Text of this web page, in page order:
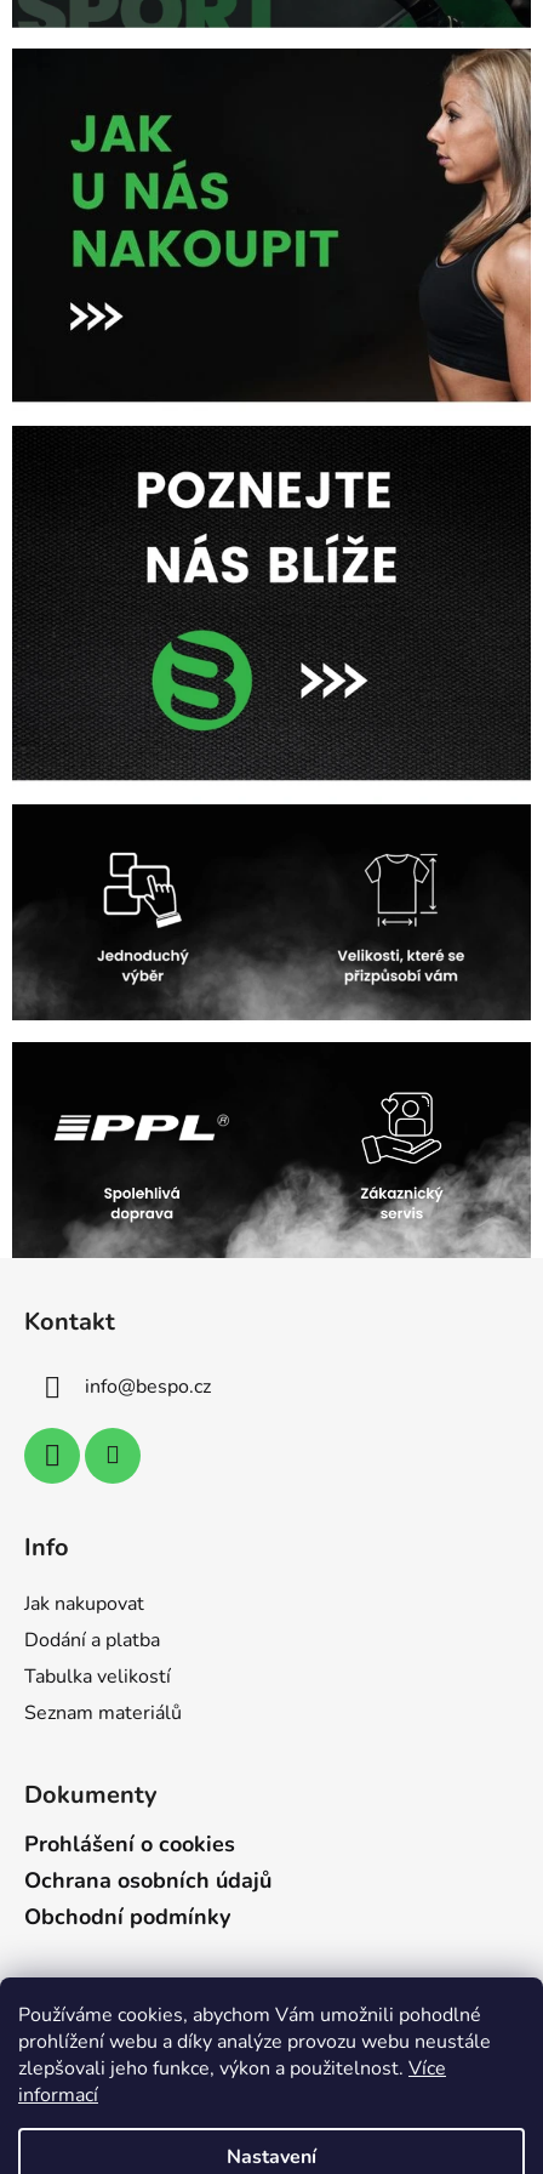
Používáme cookies, abychom Vám umožnili pohodlné
prohlížení webu a díky analýze provozu webu neustále
zlepšovali jeho funkce, výkon a použitelnost. Více
informací
Nastavení
Vzhledem k celozávodní dovolené budou v těchto
Kontakt
info@bespo.cz
Info
Jak nakupovat
Dodání a platba
Tabulka velikostí
Seznam materiálů
Dokumenty
Prohlášení o cookies
Ochrana osobních údajů
Obchodní podmínky
Vyhledávání
HLEDAT